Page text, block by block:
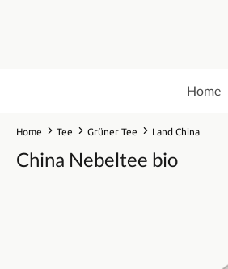
Home
Home Tee Grüner Tee Land China
China Nebeltee bio